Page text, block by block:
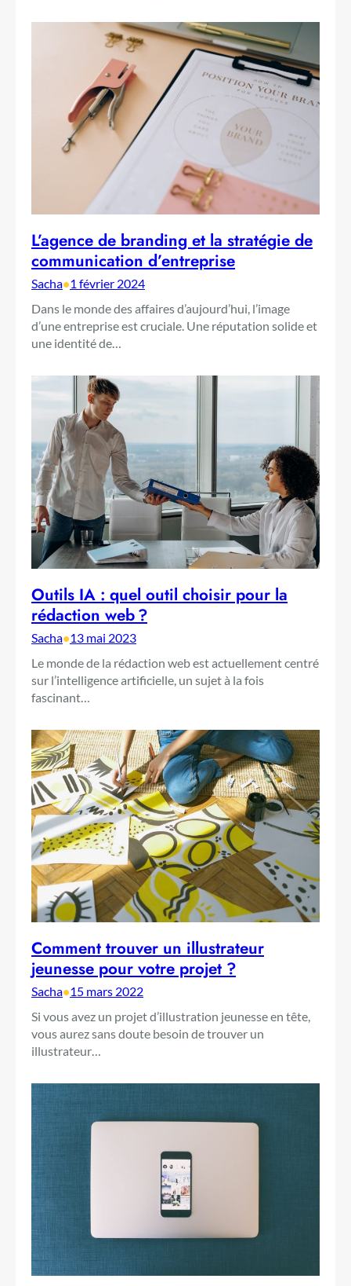
L’agence de branding et la stratégie de
communication d’entreprise
Sacha•1 février 2024
Dans le monde des affaires d’aujourd’hui, l’image
d’une entreprise est cruciale. Une réputation solide et
une identité de…
Outils IA : quel outil choisir pour la
rédaction web ?
Sacha•13 mai 2023
Le monde de la rédaction web est actuellement centré
sur l’intelligence artificielle, un sujet à la fois
fascinant…
Comment trouver un illustrateur
jeunesse pour votre projet ?
Sacha•15 mars 2022
Si vous avez un projet d’illustration jeunesse en tête,
vous aurez sans doute besoin de trouver un
illustrateur…